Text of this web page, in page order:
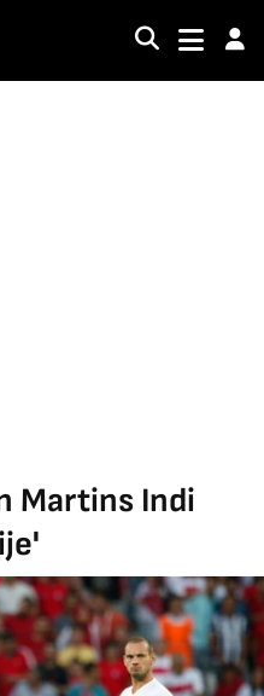
Martins Indi